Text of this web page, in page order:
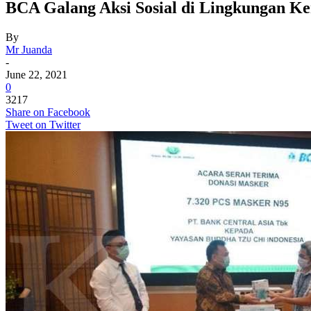
BCA Galang Aksi Sosial di Lingkungan
By
Mr Juanda
-
June 22, 2021
0
3217
Share on Facebook
Tweet on Twitter